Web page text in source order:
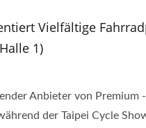
Vielfältige
1)
Anbieter von
der Taipei Cycle